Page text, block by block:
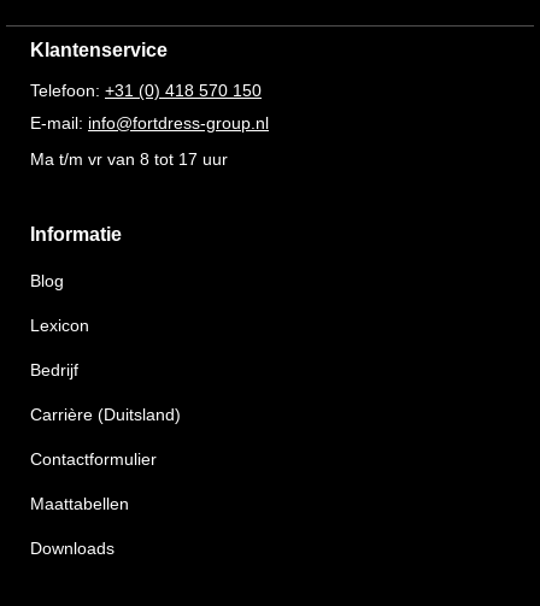
Klantenservice
Telefoon: +31 (0) 418 570 150
E-mail: info@fortdress-group.nl
Ma t/m vr van 8 tot 17 uur
Informatie
Blog
Lexicon
Bedrijf
Carrière (Duitsland)
Contactformulier
Maattabellen
Downloads